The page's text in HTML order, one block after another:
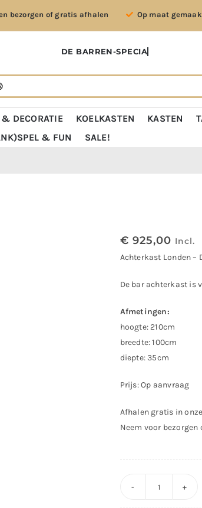
bezorgen of gratis afhalen Op maat
DECORATIE KOELKASTEN KASTEN
& FUN
SALE!
€ 925,00 Incl.
Achterkast Londen –
De bar achterkast is
Afmetingen:
hoogte: 210cm
breedte: 100cm
diepte: 35cm
Prijs: Op aanvraag
Afhalen gratis in
Neem voor